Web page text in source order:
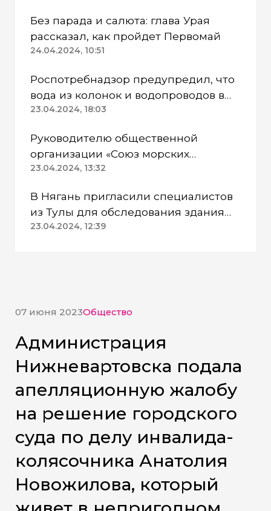
Без парада и салюта: глава Урая
рассказал, как пройдет Первомай
24.04.2024, 10:51
Роспотребнадзор предупредил, что
вода из колонок и водопроводов в
Казанском районе непригодна для
23.04.2024, 18:03
Руководителю общественной
организации «Союз морских
пехотинцев» Югры вынесли
23.04.2024, 13:32
В Нягань пригласили специалистов
из Тулы для обследования здания
ДК «Геолог»
23.04.2024, 12:39
07 июня 2023Общество
Администрация
Нижневартовска подала
апелляционную жалобу
на решение городского
суда по делу инвалида-
колясочника Анатолия
Новожилова, который